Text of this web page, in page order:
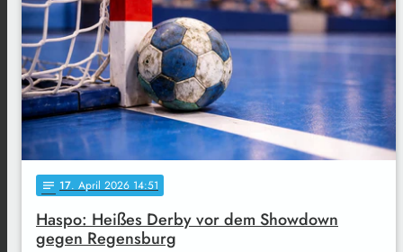
notes 17. April 2026 14:51
Haspo: Heißes Derby vor dem Showdown
gegen Regensburg